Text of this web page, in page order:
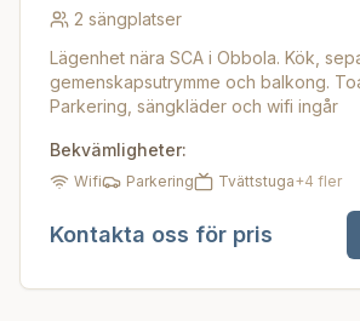
2 sängplatser
Lägenhet nära SCA i Obbola. Kök,
gemenskapsutrymme och balkong.
Parkering, sängkläder och wifi ingår
Bekvämligheter:
Wifi Parkering Tvättstuga+4 fler
Kontakta oss för pris